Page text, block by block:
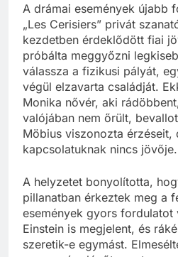
A drámai események újabb
„Les Cerisiers” privát
kezdetben érdeklődött fiai
próbálta meggyőzni
válassza a fizikusi pályát,
végül elzavarta családját.
Monika nővér, aki
valójában nem őrült,
Möbius viszonozta
kapcsolatuknak nincs jövője.
A helyzetet bonyolította,
pillanatban érkeztek meg a
események gyors fordulatot
Einstein is megjelent, és
szeretik-e egymást.